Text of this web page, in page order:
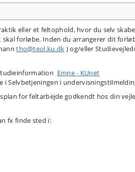
eller et feltophold, hvor du selv
forløbe. Inden du arrangerer dit
tho@teol.ku.dk ) og/eller
Emne - KUnet
Selvbetjeningen i
for feltarbejde godkendt hos din
fx finde sted i: